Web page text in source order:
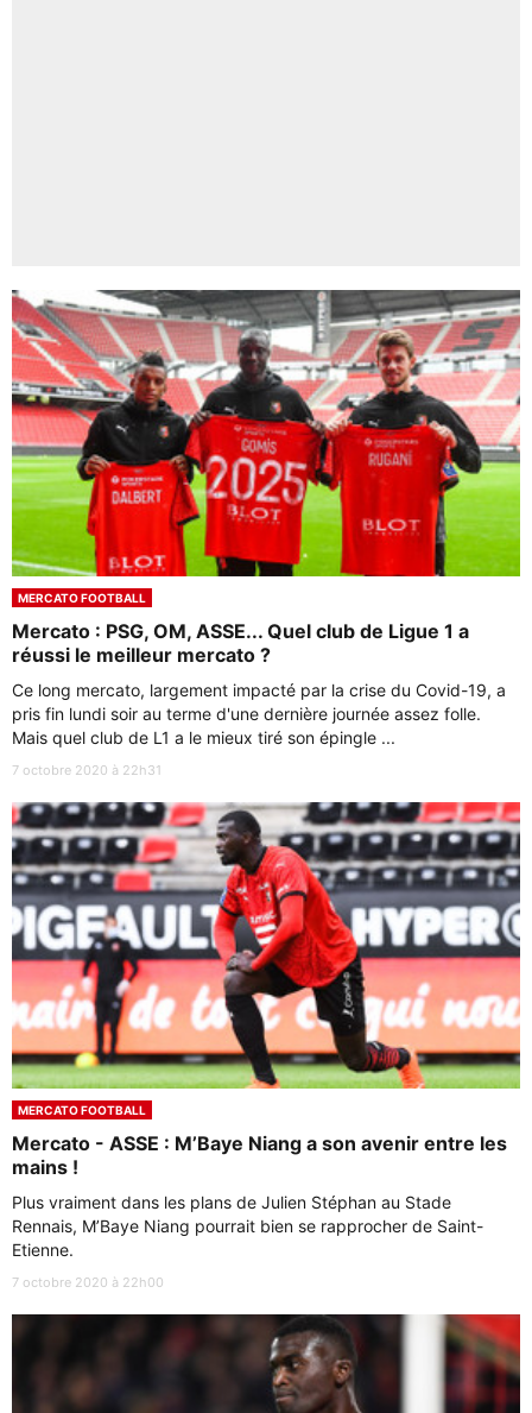
MERCATO FOOTBALL
Mercato : PSG, OM, ASSE... Quel club de Ligue 1 a
réussi le meilleur mercato ?
Ce long mercato, largement impacté par la crise du Covid-19, a
pris fin lundi soir au terme d'une dernière journée assez folle.
Mais quel club de L1 a le mieux tiré son épingle ...
7 octobre 2020 à 22h31
MERCATO FOOTBALL
Mercato - ASSE : M’Baye Niang a son avenir entre les
mains !
Plus vraiment dans les plans de Julien Stéphan au Stade
Rennais, M’Baye Niang pourrait bien se rapprocher de Saint-
Etienne.
7 octobre 2020 à 22h00